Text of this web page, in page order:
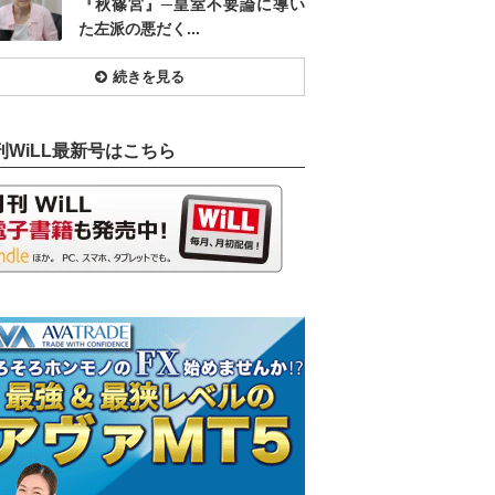
『秋篠宮』─皇室不要論に導い
た左派の悪だく...
続きを見る
WiLL最新号はこちら